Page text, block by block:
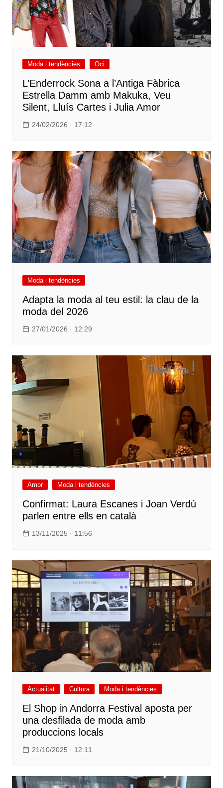
Moda i tendències Oci
L’Enderrock Sona a l’Antiga Fàbrica
Estrella Damm amb Makuka, Veu
Silent, Lluís Cartes i Julia Amor
24/02/2026 · 17:12
Moda i tendències
Adapta la moda al teu estil: la clau de la
moda del 2026
27/01/2026 · 12:29
Amor Moda i tendències
Confirmat: Laura Escanes i Joan Verdú
parlen entre ells en català
13/11/2025 · 11:56
Actualitat Cultura Moda i tendències
El Shop in Andorra Festival aposta per
una desfilada de moda amb
produccions locals
21/10/2025 · 12:11